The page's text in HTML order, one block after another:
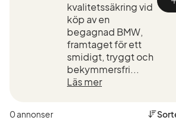
kvalitetssäkring vid
köp av en
begagnad BMW,
framtaget för ett
smidigt, tryggt och
bekymmersfri...
Läs mer
0 annonser